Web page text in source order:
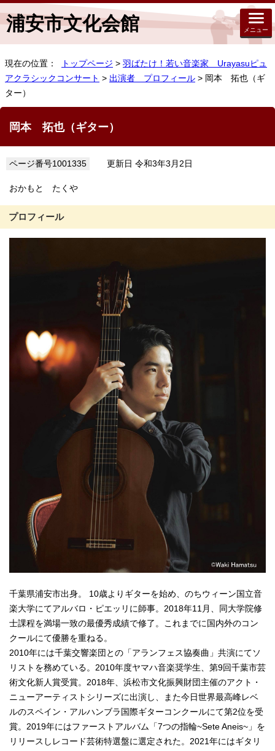
浦安市文化会館 メニュー
現在の位置： トップページ > 羽ばたけ！若い音楽家 Urayasuピュ
アクラシックコンサート > 出演者 プロフィール > 岡本 拓也（ギ
ター）
岡本 拓也（ギター）
ページ番号1001335 更新日 令和3年3月2日
おかもと たくや
プロフィール
千葉県浦安市出身。 10歳よりギターを始め、のちウィーン国立音
楽大学にてアルバロ・ピエッリに師事。2018年11月、同大学院修
士課程を満場一致の最優秀成績で修了。これまでに国内外のコン
クールにて優勝を重ねる。
2010年には千葉交響楽団との「アランフェス協奏曲」共演にてソ
リストを務めている。2010年度ヤマハ音楽奨学生、第9回千葉市芸
術文化新人賞受賞。2018年、浜松市文化振興財団主催のアクト・
ニューアーティストシリーズに出演し、また今日世界最高峰レベ
ルのスペイン・アルハンブラ国際ギターコンクールにて第2位を受
賞。2019年にはファーストアルバム「7つの指輪~Sete Aneis~」を
リリースしレコード芸術特選盤に選定された。2021年にはギタリ